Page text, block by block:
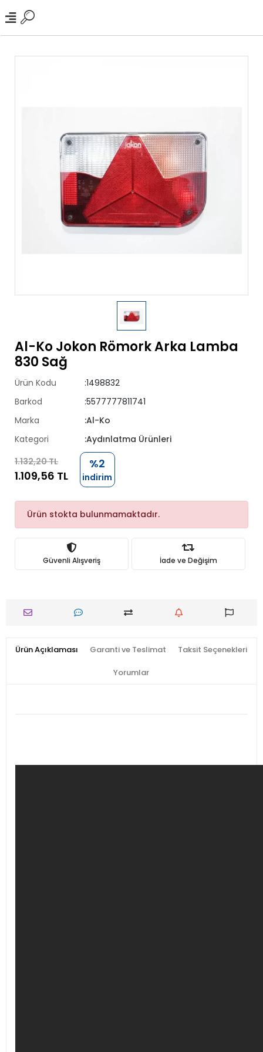
Al-Ko Jokon Römork Arka Lamba
830 Sağ
Ürün Kodu
:1498832
Barkod
:5577777811741
Marka
:Al-Ko
Kategori
:Aydınlatma Ürünleri
1.132,20 TL
1.109,56 TL
%2
indirim
Ürün stokta bulunmamaktadır.
Güvenli Alışveriş İade ve Değişim
Ürün Açıklaması Garanti ve Teslimat Taksit Seçenekleri
Yorumlar